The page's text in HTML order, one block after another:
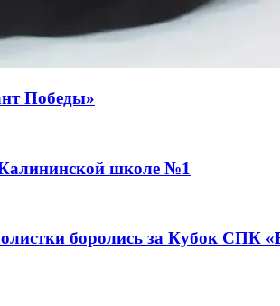
Победы»
школе №1
боролись за Кубок СПК